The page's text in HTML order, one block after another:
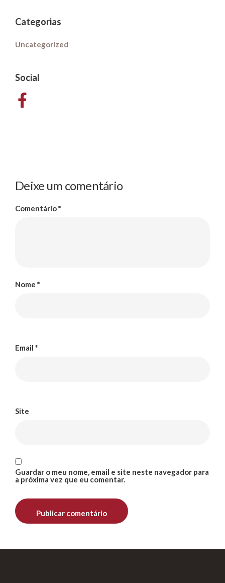
Categorias
Uncategorized
Social
Deixe um comentário
Comentário*
Nome *
Email *
Site
Guardar o meu nome, email e site neste navegador para
a próxima vez que eu comentar.